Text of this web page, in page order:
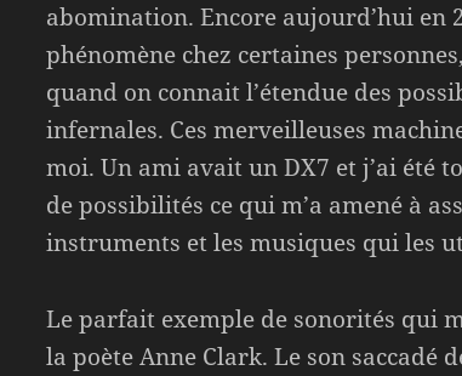
abomination. Encore aujourd’hui en
phénomène chez certaines
quand on connait l’étendue des
infernales. Ces merveilleuses
moi. Un ami avait un DX7 et j’ai été
de possibilités ce qui m’a amené à
instruments et les musiques qui les
Le parfait exemple de sonorités qui
la poète Anne Clark. Le son saccadé